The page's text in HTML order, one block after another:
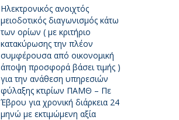
Ηλεκτρονικός ανοιχτός
μειοδοτικός διαγωνισμός κάτω
των ορίων ( με κριτήριο
κατακύρωσης την πλέον
συμφέρουσα από οικονομική
άποψη προσφορά βάσει τιμής )
για την ανάθεση υπηρεσιών
φύλαξης κτιρίων ΠΑΜΘ – Πε
Έβρου για χρονική διάρκεια 24
μηνώ με εκτιμώμενη αξία